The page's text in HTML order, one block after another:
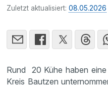
Zuletzt aktualisiert:08.05.2026
Rund 20 Kühe haben
Kreis Bautzen